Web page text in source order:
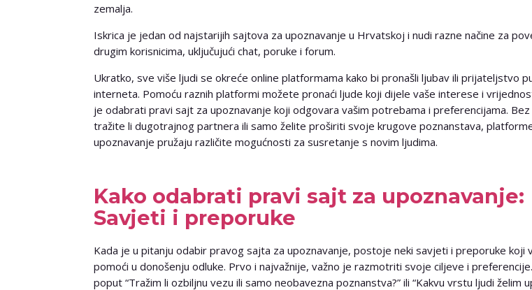
zemalja.
Iskrica je jedan od najstarijih sajtova za upoznavanje u Hrvatskoj i nudi razne načine za
drugim korisnicima, uključujući chat, poruke i forum.
Ukratko, sve više ljudi se okreće online platformama kako bi pronašli ljubav ili prijateljstvo
interneta. Pomoću raznih platformi možete pronaći ljude koji dijele vaše interese i
je odabrati pravi sajt za upoznavanje koji odgovara vašim potrebama i preferencijama.
tražite li dugotrajnog partnera ili samo želite proširiti svoje krugove poznanstava,
upoznavanje pružaju različite mogućnosti za susretanje s novim ljudima.
Kako odabrati pravi sajt za upoznavanje:
Savjeti i preporuke
Kada je u pitanju odabir pravog sajta za upoznavanje, postoje neki savjeti i preporuke koji
pomoći u donošenju odluke. Prvo i najvažnije, važno je razmotriti svoje ciljeve i
poput “Tražim li ozbiljnu vezu ili samo neobavezna poznanstva?” ili “Kakvu vrstu ljudi želim